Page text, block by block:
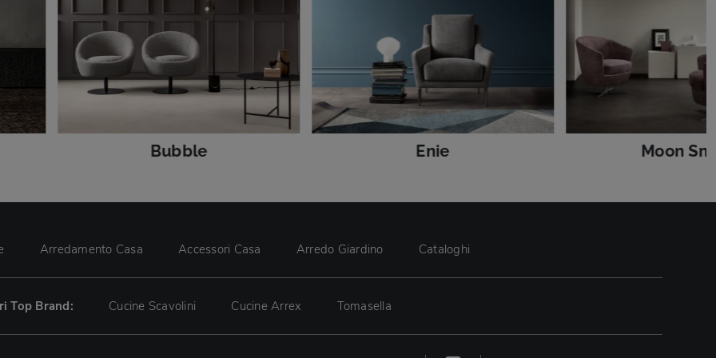
Bubble Enie Moon
Arredamento Casa Accessori Casa Arredo Giardino Cataloghi
Top Brand: Cucine Scavolini Cucine Arrex Tomasella